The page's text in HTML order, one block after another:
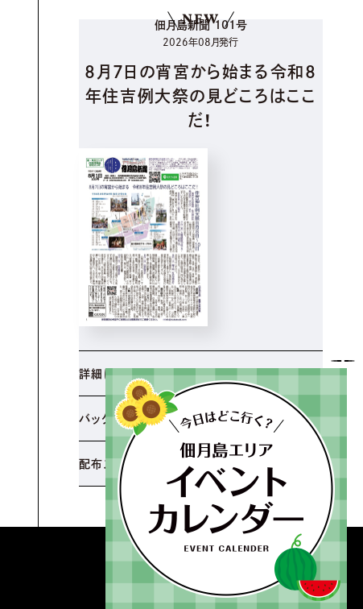
NEW
佃月島新聞 101号
2026年08月発行
8月7日の宵宮から始まる令和8
年住吉例大祭の見どころはここ
だ！
詳細はこちら
バックナンバー
配布スポット
© TSUKUDATUKISHIMASHINBUN.